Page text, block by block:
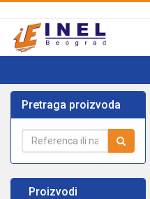
Pretraga proizvoda
Proizvodi